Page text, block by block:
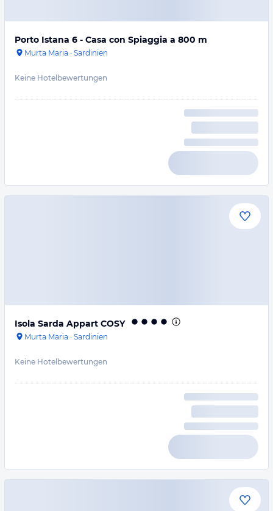
Porto Istana 6 - Casa con Spiaggia a 800 m
Murta Maria · Sardinien
Keine Hotelbewertungen
Isola Sarda Appart COSY
Murta Maria · Sardinien
Keine Hotelbewertungen